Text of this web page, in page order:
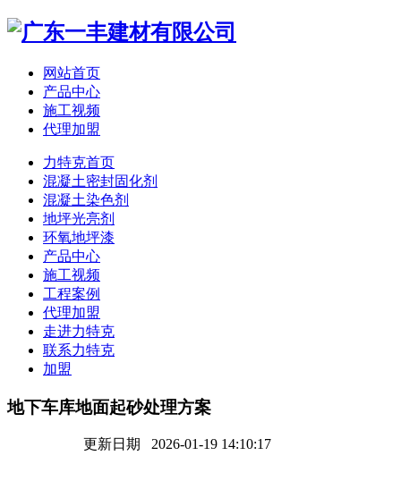
网站首页
产品中心
施工视频
代理加盟
力特克首页
混凝土密封固化剂
混凝土染色剂
地坪光亮剂
环氧地坪漆
产品中心
施工视频
工程案例
代理加盟
走进力特克
联系力特克
加盟
地下车库地面起砂处理方案
更新日期 2026-01-19 14:10:17